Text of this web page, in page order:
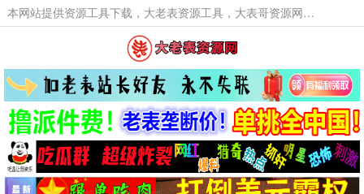
本网站提供资源工具下载，大老表资源工具，大表哥资源网软件工具，大老表资源下载，活动线报福利资源分享,活动线报，大型网游经典游戏，网络热门技术游戏辅助交流与分享。